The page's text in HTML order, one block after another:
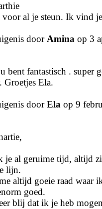
voor al je steun. Ik vind
doorAmina op 3
bent fantastisch . super
Groetjes Ela.
doorEla op 9
je al geruime tijd, altijd
lijn.
altijd goeie raad waar
goed.
blij dat ik je heb